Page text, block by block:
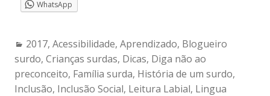
WhatsApp
Categories:
2017, Acessibilidade, Aprendizado, Blogueiro
surdo, Crianças surdas, Dicas, Diga não ao
preconceito, Família surda, História de um surdo,
Inclusão, Inclusão Social, Leitura Labial, Lingua